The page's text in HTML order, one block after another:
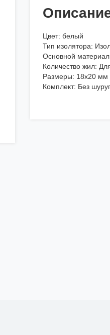
Цвет: белый
Тип изолятора:
Основной
Количество жил:
Размеры: 18x20 мм
Комплект: Без